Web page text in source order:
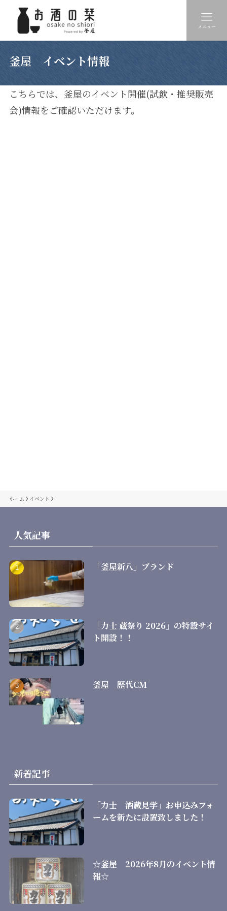
メニュー
釜屋 イベント情報
こちらでは、釜屋のイベント開催(試飲・推奨販売
会)情報をご確認いただけます。
ホーム イベント
人気記事
「釜屋新八」ブランド
「力士 蔵祭り 2026」の特設サイ
ト開設！！
釜屋 歴代CM
新着記事
「力士 酒蔵見学」お申込みフォ
ームを新たに設置致しました！
☆釜屋 2026年8月のイベント情
報☆